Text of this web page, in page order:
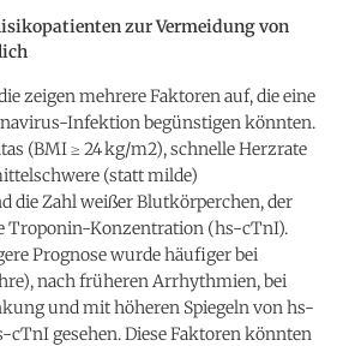
zur Vermeidung von
zeigen mehrere Faktoren auf, die eine
Infektion begünstigen könnten.
(BMI ≥ 24 kg/m2), schnelle Herzrate
(statt milde)
die Zahl weißer Blutkörperchen, der
Troponin-Konzentration (hs-cTnI).
Prognose wurde häufiger bei
nach früheren Arrhythmien, bei
und mit höheren Spiegeln von hs-
cTnI gesehen. Diese Faktoren könnten